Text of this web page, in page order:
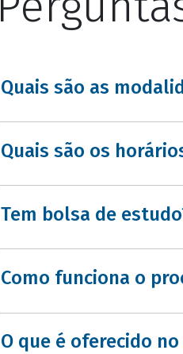
Quais são as
Quais são os
Tem bolsa de
Como funciona o
O que é oferecido no